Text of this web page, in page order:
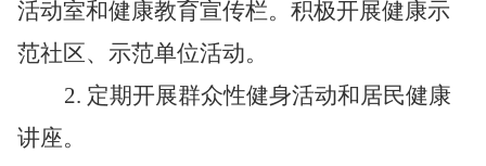
活动室和健康教育宣传栏。积极开展健康示
范社区、示范单位活动。
2. 定期开展群众性健身活动和居民健康
讲座。